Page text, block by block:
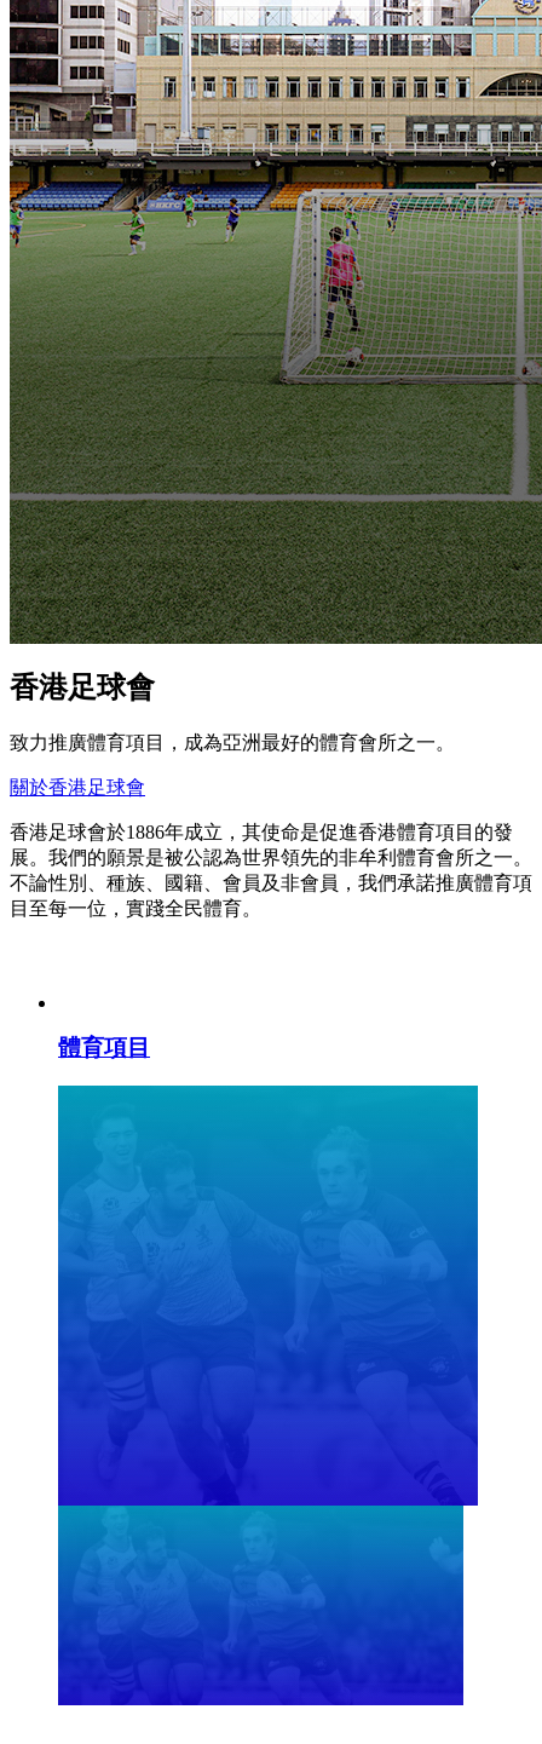
香港足球會
致力推廣體育項目，成為亞洲最好的體育會所之一。
關於香港足球會
香港足球會於1886年成立，其使命是促進香港體育項目的發
展。我們的願景是被公認為世界領先的非牟利體育會所之一。
不論性別、種族、國籍、會員及非會員，我們承諾推廣體育項
目至每一位，實踐全民體育。
體育項目